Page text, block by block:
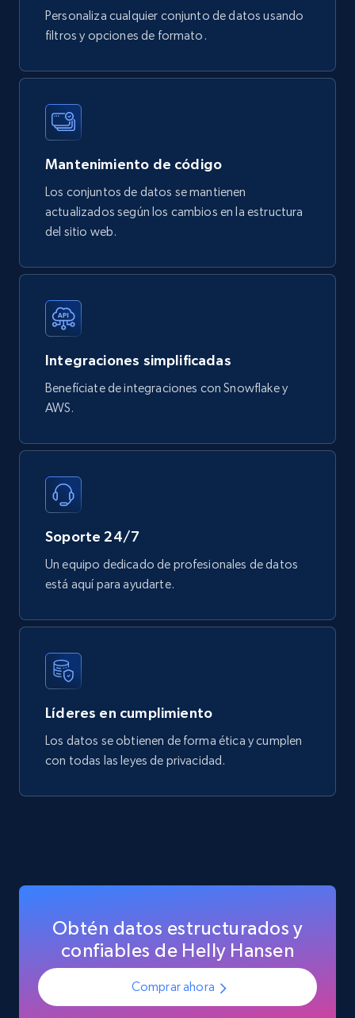
747+ 39+
Google Play Store reviews
URL, Review id, Reviewer name, Review date,
Review rating, Review, Found helpful, App url, and
eCommerce
740+ 39+ Buy Now
Product url, Category url, Mouser part num, Mfr
part number, Manufacturer, Image, Image high,
Manufacturer url, and more.
eCommerce
719+
Personaliza cualquier conjunto de datos usando
filtros y opciones de formato.
Mantenimiento de código
Los conjuntos de datos se mantienen
actualizados según los cambios en la estructura
del sitio web.
Integraciones simplificadas
Benefíciate de integraciones con Snowflake y
AWS.
Soporte 24/7
Un equipo dedicado de profesionales de datos
está aquí para ayudarte.
Líderes en cumplimiento
Los datos se obtienen de forma ética y cumplen
con todas las leyes de privacidad.
Obtén datos estructurados y
confiables de Helly Hansen
Comprar ahora